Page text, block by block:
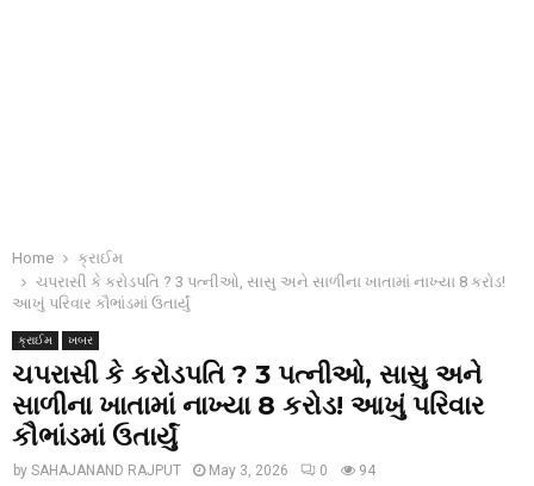
Home
ક્રાઈમ
ચપરાસી કે કરોડપતિ ? 3 પત્નીઓ, સાસુ અને સાળીના ખાતામાં નાખ્યા 8 કરોડ!
આખું પરિવાર કૌભાંડમાં ઉતાર્યું
ક્રાઈમ ખબર
ચપરાસી કે કરોડપતિ ? 3 પત્નીઓ, સાસુ અને
સાળીના ખાતામાં નાખ્યા 8 કરોડ! આખું પરિવાર
કૌભાંડમાં ઉતાર્યું
by SAHAJANAND RAJPUT May 3, 2026 0 94